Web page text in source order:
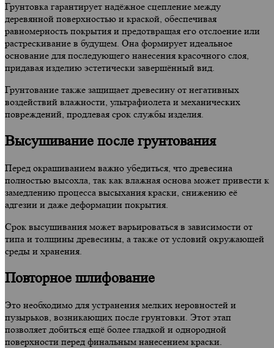
Грунтовка гарантирует надёжное сцепление между
деревянной поверхностью и краской, обеспечивая
равномерность покрытия и предотвращая его отслоение или
растрескивание в будущем. Она формирует идеальное
основание для последующего нанесения красочного слоя,
придавая изделию эстетически завершённый вид.
Грунтование также защищает древесину от негативных
воздействий влажности, ультрафиолета и механических
повреждений, продлевая срок службы изделия.
Высушивание после грунтования
Перед окрашиванием важно убедиться, что древесина
полностью высохла, так как влажная основа может привести к
замедлению процесса высыхания краски, снижению её
адгезии и даже деформации покрытия.
Срок высушивания может варьироваться в зависимости от
типа и толщины древесины, а также от условий окружающей
среды и хранения.
Повторное шлифование
Это необходимо для устранения мелких неровностей и
пузырьков, возникающих после грунтовки. Этот этап
позволяет добиться ещё более гладкой и однородной
поверхности перед финальным нанесением краски.